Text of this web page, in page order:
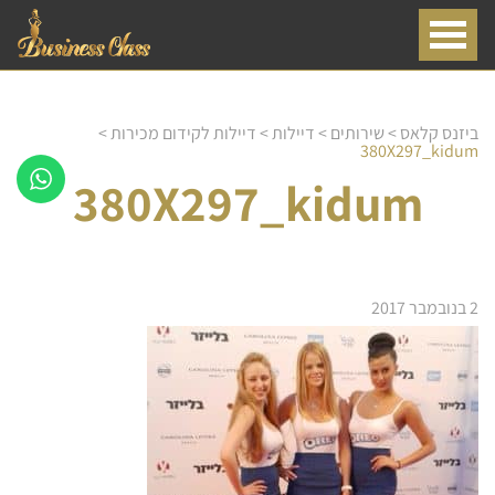
ביזנס קלאס>שירותים>דיילות>דיילות לקידום מכירות>
380X297_kidum
380X297_kidum
2 בנובמבר 2017